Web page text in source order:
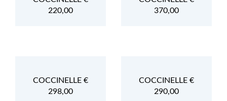
220,00
370,00
COCCINELLE €
298,00
COCCINELLE €
290,00